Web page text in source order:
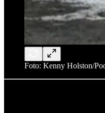
Foto: Kenny Holston/